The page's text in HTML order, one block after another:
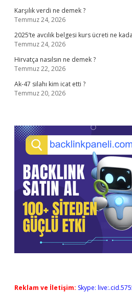
Karşılık verdi ne demek ?
Temmuz 24, 2026
2025’te avcılık belgesi kurs ücreti ne
Temmuz 24, 2026
Hirvatça nasılsın ne demek ?
Temmuz 22, 2026
Ak-47 silahı kim icat etti ?
Temmuz 20, 2026
Reklam ve İletişim: Skype: